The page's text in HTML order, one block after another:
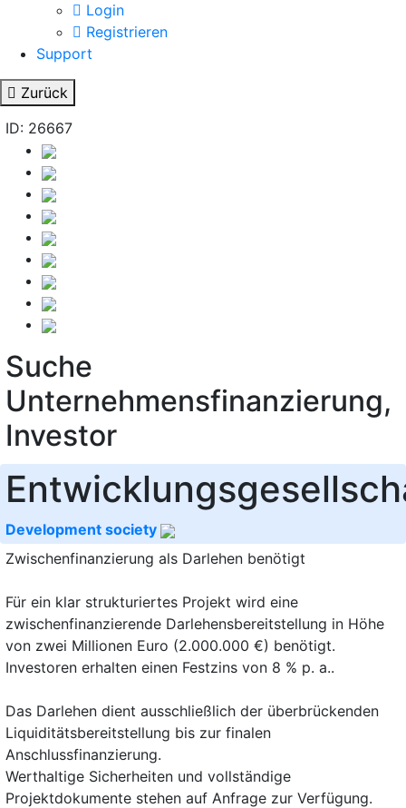
Login
Registrieren
Support
Zurück
ID: 26667
Suche
Unternehmensfinanzierung,
Investor
Development society
Zwischenfinanzierung als Darlehen benötigt
Für ein klar strukturiertes Projekt wird eine
zwischenfinanzierende Darlehensbereitstellung in Höhe
von zwei Millionen Euro (2.000.000 €) benötigt.
Investoren erhalten einen Festzins von 8 % p. a..
Das Darlehen dient ausschließlich der überbrückenden
Liquiditätsbereitstellung bis zur finalen
Anschlussfinanzierung.
Werthaltige Sicherheiten und vollständige
Projektdokumente stehen auf Anfrage zur Verfügung.